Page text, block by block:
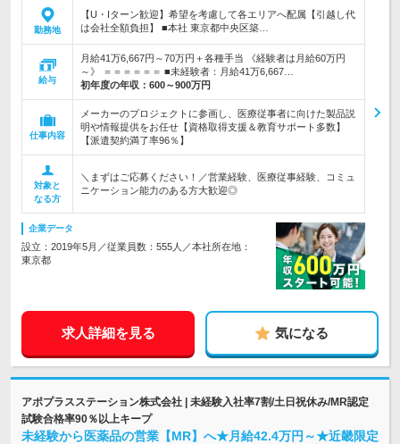
勤務地
【U・Iターン歓迎】希望を考慮して各エリアへ配属【引越し代
は会社全額負担】 ■本社 東京都中央区築…
給与
月給41万6,667円～70万円＋各種手当 《経験者は月給60万円
～》 ＝＝＝＝＝＝ ■未経験者：月給41万6,667…
初年度の年収： 600～900万円
仕事内容
メーカーのプロジェクトに参画し、医療従事者に向けた製品説
明や情報提供をお任せ【資格取得支援＆教育サポート多数】
【派遣契約満了率96％】
対象と
なる方
＼まずはご応募ください！／営業経験、医療従事経験、コミュ
ニケーション能力のある方大歓迎◎
企業データ
設立：2019年5月／従業員数：555人／本社所在地：
東京都
求人詳細を見る 気になる
アポプラスステーション株式会社 | 未経験入社率7割/土日祝休み/MR認定
試験合格率90％以上キープ
未経験から医薬品の営業【MR】へ★月給42.4万円～★近畿限定